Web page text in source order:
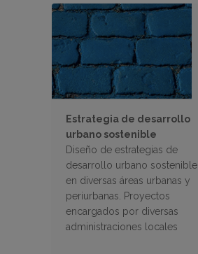
Estrategia de desarrollo
urbano sostenible
Diseño de estrategias de
desarrollo urbano sostenible
en diversas áreas urbanas y
periurbanas. Proyectos
encargados por diversas
administraciones locales